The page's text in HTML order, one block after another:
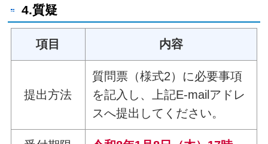
4.質疑
項目 内容
提出方法
質問票（様式2）に必要事項
を記入し、上記E-mailアドレ
スへ提出してください。